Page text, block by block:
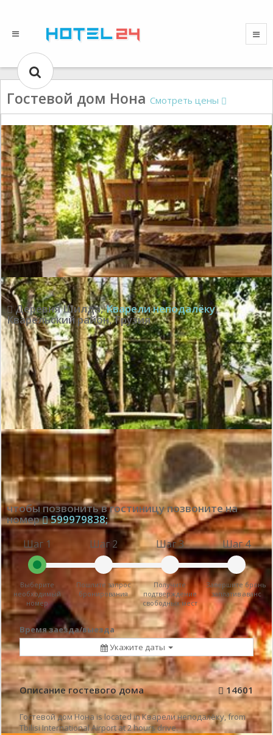
Гостевой дом Нона Смотреть цены
Деревня Шилда,Кварели неподалёку,
Кварельский район,Грузия
чтобы позвонить в гостиницу позвоните на
номер 599979838;
Шаг 1
Выберите
необходимый
номер
Шаг 2
Пошлите запрос
бронирования
Шаг 3
Получите
подтверждение
свободных мест
Шаг 4
Завершите бронь
заплатив аванс
Время заезда/выезда
Укажите даты
Описание гостевого дома 14601
Гостевой дом Нона is located in Кварели неподалёку, from
Tbilisi International Airport at 2 hours drive.